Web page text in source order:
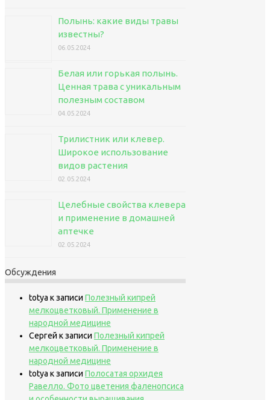
Полынь: какие виды травы
известны?
06.05.2024
Белая или горькая полынь.
Ценная трава с уникальным
полезным составом
04.05.2024
Трилистник или клевер.
Широкое использование
видов растения
02.05.2024
Целебные свойства клевера
и применение в домашней
аптечке
02.05.2024
Обсуждения
totya к записи Полезный кипрей
мелкоцветковый. Применение в
народной медицине
Сергей к записи Полезный кипрей
мелкоцветковый. Применение в
народной медицине
totya к записи Полосатая орхидея
Равелло. Фото цветения фаленопсиса